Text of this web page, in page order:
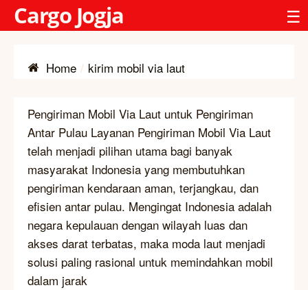
Cargo Jogja ☰
Home kirim mobil via laut
Pengiriman Mobil Via Laut untuk Pengiriman
Antar Pulau Layanan Pengiriman Mobil Via Laut
telah menjadi pilihan utama bagi banyak
masyarakat Indonesia yang membutuhkan
pengiriman kendaraan aman, terjangkau, dan
efisien antar pulau. Mengingat Indonesia adalah
negara kepulauan dengan wilayah luas dan
akses darat terbatas, maka moda laut menjadi
solusi paling rasional untuk memindahkan mobil
dalam jarak